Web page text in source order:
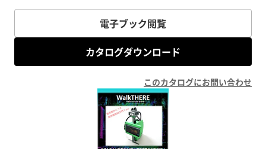
電子ブック閲覧
カタログダウンロード
このカタログにお問い合わせ